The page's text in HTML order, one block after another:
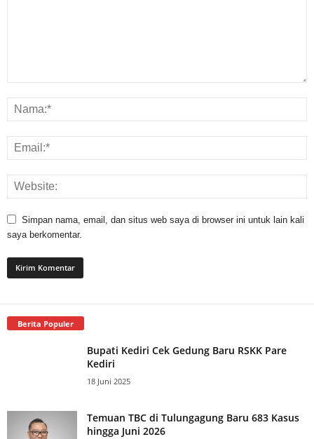
Simpan nama, email, dan situs web saya di browser ini untuk lain kali
saya berkomentar.
Berita Populer
Bupati Kediri Cek Gedung Baru RSKK Pare
Kediri
18 Juni 2025
Temuan TBC di Tulungagung Baru 683 Kasus
hingga Juni 2026